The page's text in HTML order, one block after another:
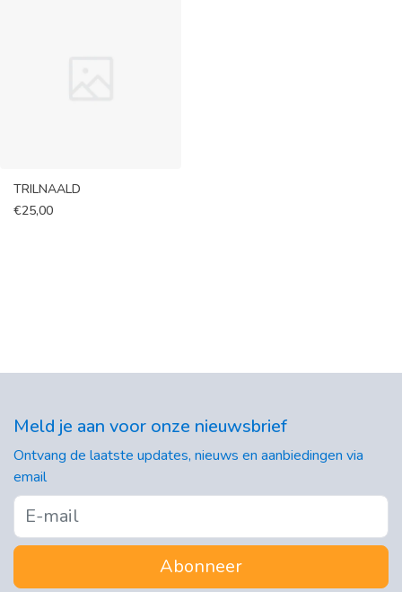
TRILNAALD
€25,00
Meld je aan voor onze nieuwsbrief
Ontvang de laatste updates, nieuws en aanbiedingen via
email
Abonneer